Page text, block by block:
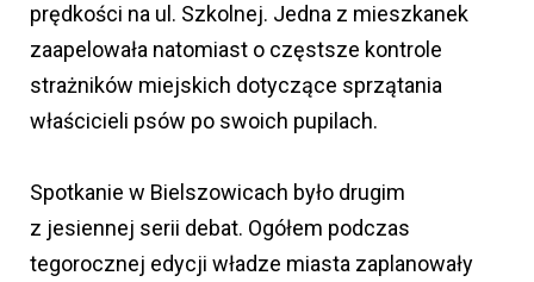
prędkości na ul. Szkolnej. Jedna z mieszkanek
zaapelowała natomiast o częstsze kontrole
strażników miejskich dotyczące sprzątania
właścicieli psów po swoich pupilach.
Spotkanie w Bielszowicach było drugim
z jesiennej serii debat. Ogółem podczas
tegorocznej edycji władze miasta zaplanowały